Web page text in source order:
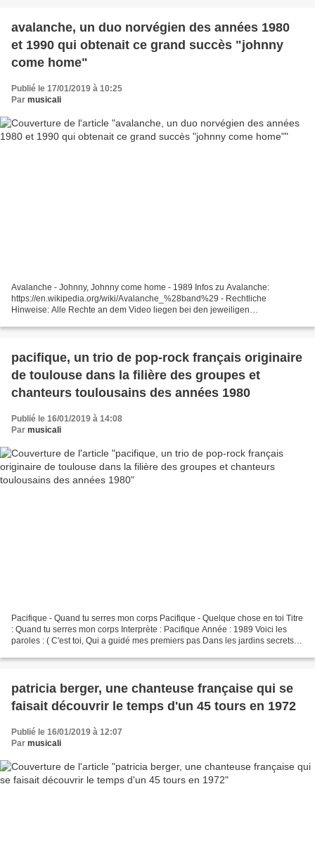
avalanche, un duo norvégien des années 1980
et 1990 qui obtenait ce grand succès "johnny
come home"
Publié le 17/01/2019 à 10:25
Par musicali
Avalanche - Johnny, Johnny come home - 1989 Infos zu Avalanche:
https://en.wikipedia.org/wiki/Avalanche_%28band%29 - Rechtliche
Hinweise: Alle Rechte an dem Video liegen bei den jeweiligen
pacifique, un trio de pop-rock français originaire
de toulouse dans la filière des groupes et
chanteurs toulousains des années 1980
Publié le 16/01/2019 à 14:08
Par musicali
Pacifique - Quand tu serres mon corps Pacifique - Quelque chose en toi Titre
: Quand tu serres mon corps Interprète : Pacifique Année : 1989 Voici les
paroles : ( C'est toi, Qui a guidé mes premiers pas Dans les jardins secrets
patricia berger, une chanteuse française qui se
faisait découvrir le temps d'un 45 tours en 1972
Publié le 16/01/2019 à 12:07
Par musicali